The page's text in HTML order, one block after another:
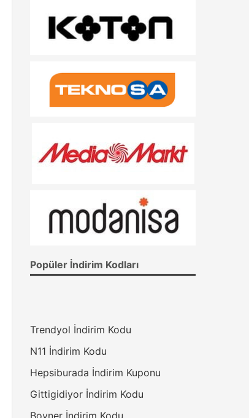
Popüler İndirim Kodları
Trendyol İndirim Kodu
N11 İndirim Kodu
Hepsiburada İndirim Kuponu
Gittigidiyor İndirim Kodu